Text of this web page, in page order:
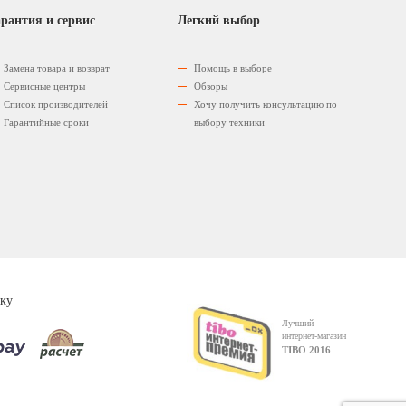
и сервис
Замена товара и возврат
Сервисные центры
Список производителей
Гарантийные сроки
Легкий выбор
Помощь в выборе
Обзоры
Хочу получить консультацию по
выбору техники
Лучший
интернет-магазин
TIBO 2016